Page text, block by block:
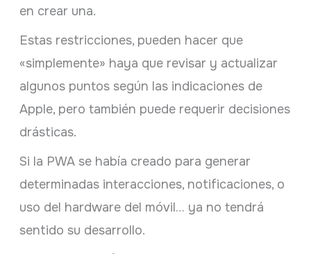
en crear una.
Estas restricciones, pueden hacer que
«simplemente» haya que revisar y actualizar
algunos puntos según las indicaciones de
Apple, pero también puede requerir decisiones
drásticas.
Si la PWA se había creado para generar
determinadas interacciones, notificaciones, o
uso del hardware del móvil… ya no tendrá
sentido su desarrollo.